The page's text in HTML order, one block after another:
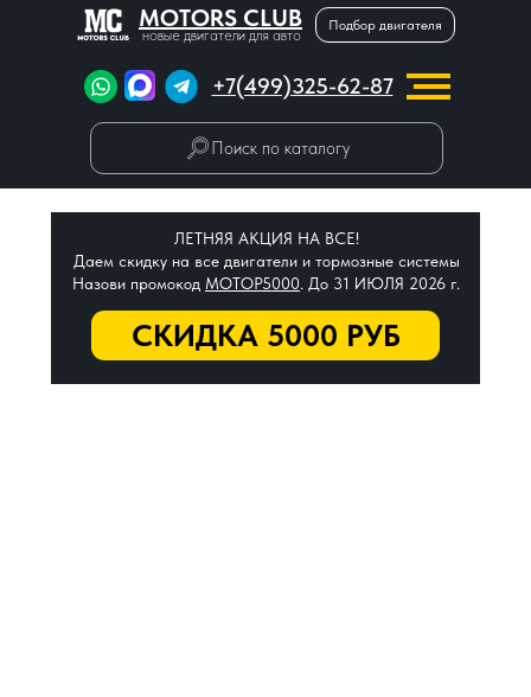
MOTORS CLUB
новые двигатели для авто
Подбор двигателя
+7(499)325-62-87
Поиск по каталогу
СКИДКА 5000 РУБ
ЛЕТНЯЯ АКЦИЯ НА ВСЕ!
Даем скидку на все двигатели и тормозные системы
Назови промокод МОТОР5000. До 31 ИЮЛЯ 2026 г.